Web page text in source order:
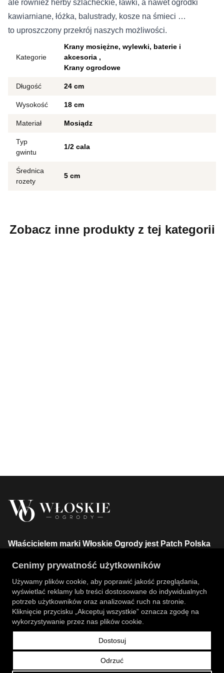
ale również herby szlacheckie, ławki, a nawet ogródki
kawiarniane, łóżka, balustrady, kosze na śmieci …
to uproszczony przekrój naszych możliwości.
Kategorie
Krany mosiężne, wylewki, baterie i
akcesoria
Krany ogrodowe
Długość 24 cm
Wysokość 18 cm
Materiał Mosiądz
Typ
gwintu
1/2 cala
Średnica
rozety
5 cm
Zobacz inne produkty z tej kategorii
Właścicielem marki Włoskie Ogrody jest Patch Polska
+48 734 106 149
info@wloskie-ogrody.pl
Strony
Kategorie Sklepu
Cenimy prywatność użytkowników
Używamy plików cookie, aby poprawić jakość przeglądania,
wyświetlać reklamy lub treści dostosowane do indywidualnych
potrzeb użytkowników oraz analizować ruch na stronie.
Kliknięcie przycisku „Akceptuj wszystkie” oznacza zgodę na
wykorzystywanie przez nas plików cookie.
Dostosuj
Odrzuć